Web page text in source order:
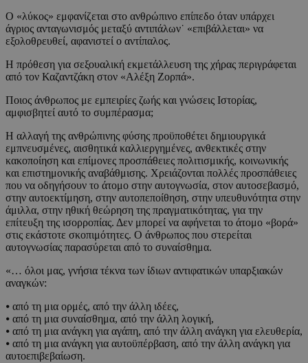
Ο «λύκος» εμφανίζεται στο ανθρώπινο επίπεδο όταν υπάρχει
άγριος ανταγωνισμός μεταξύ αντιπάλων˙ «επιβάλλεται» να
εξολοθρευθεί, αφανιστεί ο αντίπαλος.
Η πρόθεση για σεξουαλική εκμετάλλευση της χήρας περιγράφεται
από τον Καζαντζάκη στον «Αλέξη Ζορπά».
Ποιος άνθρωπος με εμπειρίες ζωής και γνώσεις Ιστορίας,
αμφισβητεί αυτό το συμπέρασμα;
Η αλλαγή της ανθρώπινης φύσης προϋποθέτει δημιουργικά
εμπνευσμένες, αισθητικά καλλιεργημένες, ανθεκτικές στην
κακοποίηση και επίμονες προσπάθειες πολιτισμικής, κοινωνικής
και επιστημονικής αναβάθμισης. Χρειάζονται πολλές προσπάθειες
που να οδηγήσουν το άτομο στην αυτογνωσία, στον αυτοσεβασμό,
στην αυτοεκτίμηση, στην αυτοπεποίθηση, στην υπευθυνότητα στην
άμιλλα, στην ηθική θεώρηση της πραγματικότητας, για την
επίτευξη της ισορροπίας. Δεν μπορεί να αφήνεται το άτομο «βορά»
στις εκάστοτε σκοπιμότητες. Ο άνθρωπος που στερείται
αυτογνωσίας παρασύρεται από το συναίσθημα.
«… όλοι μας, γνήσια τέκνα των ίδιων αντιφατικών υπαρξιακών
αναγκών:
⦁ από τη μια ορμές, από την άλλη ιδέες,
⦁ από τη μια συναίσθημα, από την άλλη λογική,
⦁ από τη μια ανάγκη για αγάπη, από την άλλη ανάγκη για ελευθερία,
⦁ από τη μια ανάγκη για αυτοϋπέρβαση, από την άλλη ανάγκη για
αυτοεπιβεβαίωση.